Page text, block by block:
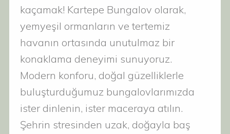
kaçamak! Kartepe Bungalov olarak,
yemyeşil ormanların ve tertemiz
havanın ortasında unutulmaz bir
konaklama deneyimi sunuyoruz.
Modern konforu, doğal güzelliklerle
buluşturduğumuz bungalovlarımızda
ister dinlenin, ister maceraya atılın.
Şehrin stresinden uzak, doğayla baş